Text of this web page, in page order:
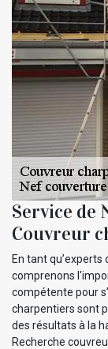
Service de
Couvreur
En tant
comprenons
compétente pour
charpentiers sont
des résultats à la
Recherche